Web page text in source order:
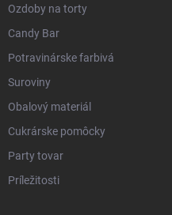
Ozdoby na torty
Candy Bar
Potravinárske farbivá
Suroviny
Obalový materiál
Cukrárske pomôcky
Party tovar
Príležitosti